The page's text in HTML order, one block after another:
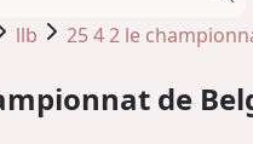
llb 25 4 2 le
de